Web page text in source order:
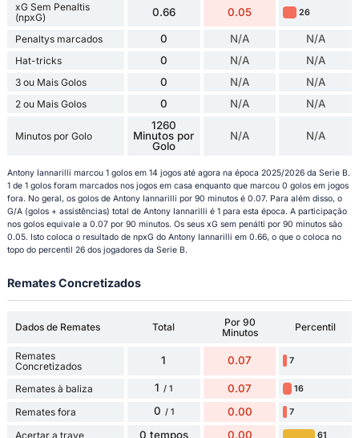
xG Sem Penaltis
(npxG)
0.66 0.05 26
Penaltys marcados 0 N/A N/A
Hat-tricks 0 N/A N/A
3 ou Mais Golos 0 N/A N/A
2 ou Mais Golos 0 N/A N/A
Minutos por Golo
1260
Minutos por
Golo
N/A N/A
Antony Iannarilli marcou 1 golos em 14 jogos até agora na época 2025/2026 da Serie B.
1 de 1 golos foram marcados nos jogos em casa enquanto que marcou 0 golos em jogos
fora. No geral, os golos de Antony Iannarilli por 90 minutos é 0.07. Para além disso, o
G/A (golos + assistências) total de Antony Iannarilli é 1 para esta época. A participação
nos golos equivale a 0.07 por 90 minutos. Os seus xG sem penálti por 90 minutos são
0.05. Isto coloca o resultado de npxG do Antony Iannarilli em 0.66, o que o coloca no
topo do percentil 26 dos jogadores da Serie B.
Remates Concretizados
Dados de Remates Total
Por 90
Minutos
Percentil
Remates
Concretizados
1 0.07 7
Remates à baliza 1 / 1 0.07 16
Remates fora 0 / 1 0.00 7
Acertar a trave 0 tempos 0.00 61